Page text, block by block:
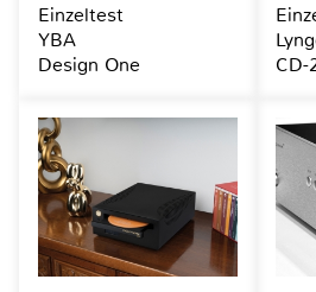
Einzeltest
YBA
Design One
CD-